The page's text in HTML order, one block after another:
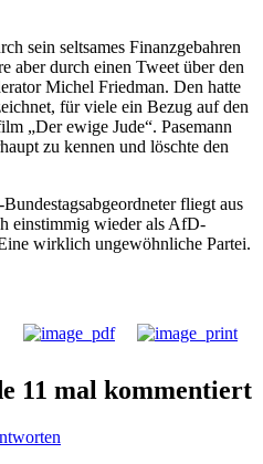
sein seltsames Finanzgebahren
aber durch einen Tweet über den
Michel Friedman. Den hatte
für viele ein Bezug auf den
„Der ewige Jude“. Pasemann
zu kennen und löschte den
fliegt aus
einstimmig wieder als AfD-
wirklich ungewöhnliche Partei.
11 mal kommentiert